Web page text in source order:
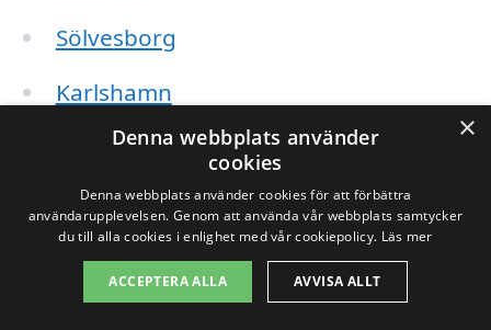
Sölvesborg
Karlshamn
Asarum
Färjestaden
Hällevik
Östersjö
×
Denna webbplats använder
cookies
Denna webbplats använder cookies för att förbättra
användarupplevelsen. Genom att använda vår webbplats samtycker
du till alla cookies i enlighet med vår cookiepolicy. Läs mer
ACCEPTERA ALLA AVVISA ALLT